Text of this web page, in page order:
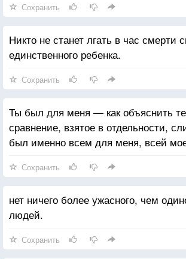
Сохранить
Никто не станет лгать в час смерти
единственного ребенка.
Сохранить
Ты был для меня — как объяснить
сравнение, взятое в отдельности,
был именно всем для меня, всей
Сохранить
нет ничего более ужасного, чем
людей.
Сохранить